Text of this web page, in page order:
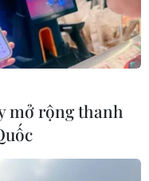
mở rộng thanh